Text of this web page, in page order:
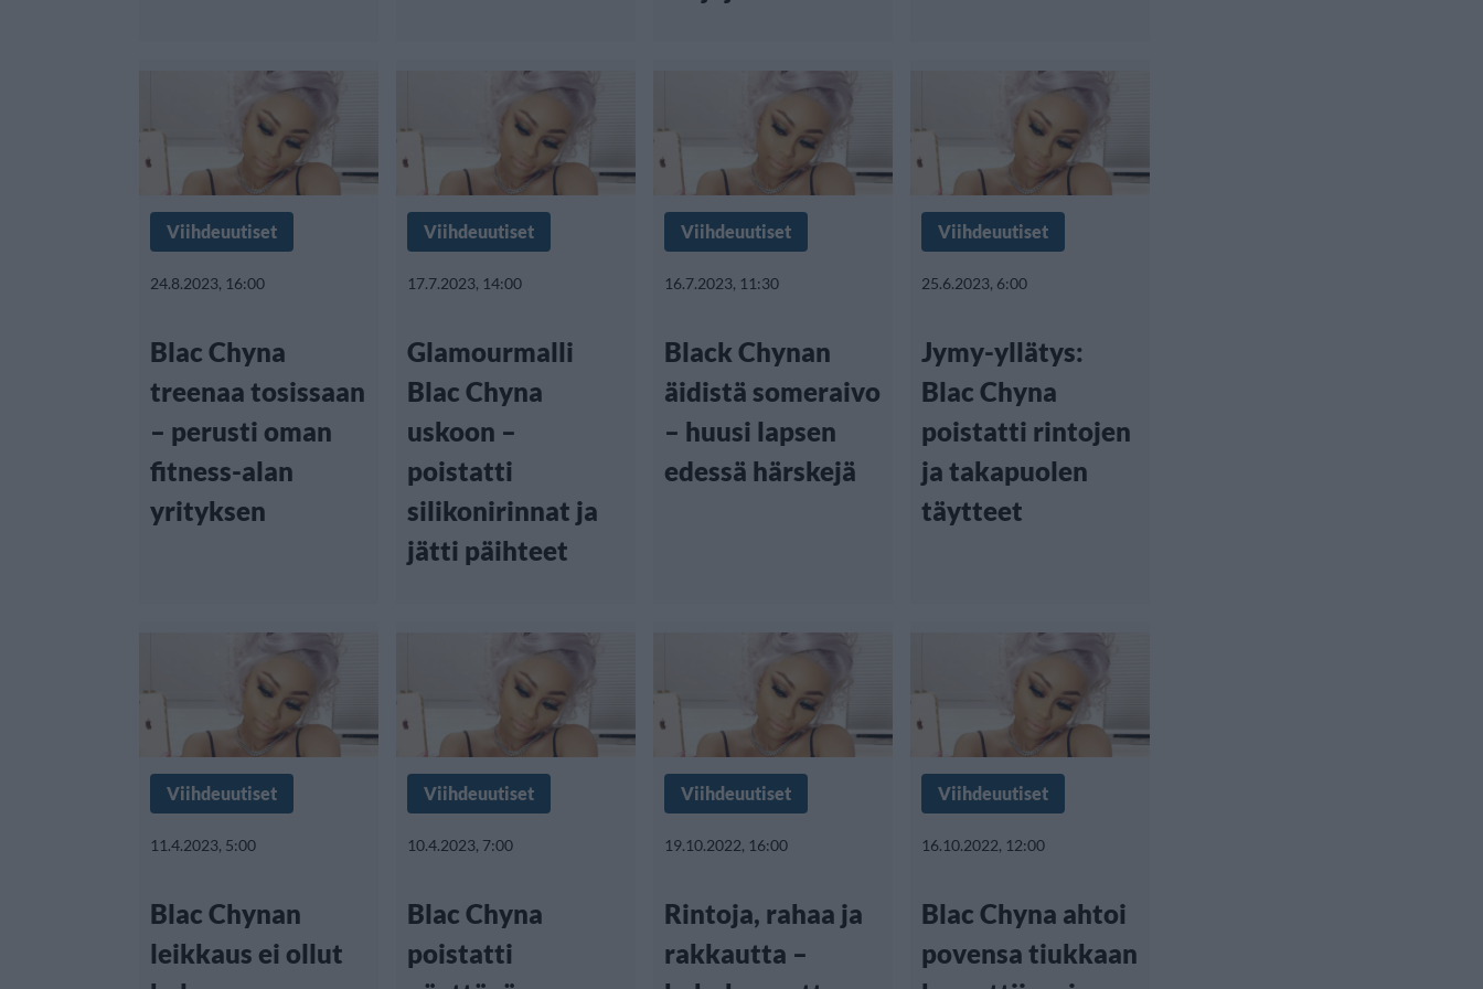
Viihdeuutiset
24.8.2023, 16:00
Blac Chyna
treenaa tosissaan
– perusti oman
fitness-alan
yrityksen
Viihdeuutiset
17.7.2023, 14:00
Glamourmalli
Blac Chyna
uskoon –
poistatti
silikonirinnat ja
jätti päihteet
Viihdeuutiset
16.7.2023, 11:30
Black Chynan
äidistä someraivo
– huusi lapsen
edessä härskejä
Viihdeuutiset
25.6.2023, 6:00
Jymy-yllätys:
Blac Chyna
poistatti rintojen
ja takapuolen
täytteet
Viihdeuutiset
11.4.2023, 5:00
Blac Chynan
leikkaus ei ollut
Viihdeuutiset
10.4.2023, 7:00
Blac Chyna
poistatti
Viihdeuutiset
19.10.2022, 16:00
Rintoja, rahaa ja
rakkautta –
Viihdeuutiset
16.10.2022, 12:00
Blac Chyna ahtoi
povensa tiukkaan